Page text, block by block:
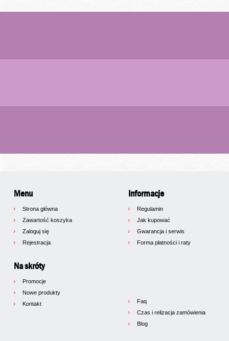
Menu
Strona główna
Zawartość koszyka
Zaloguj się
Rejestracja
Na skróty
Promocje
Nowe produkty
Kontakt
Informacje
Regulamin
Jak kupować
Gwarancja i serwis
Forma płatności i raty
Faq
Czas i relizacja zamówienia
Blog